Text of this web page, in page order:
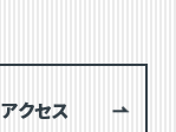
アクセス